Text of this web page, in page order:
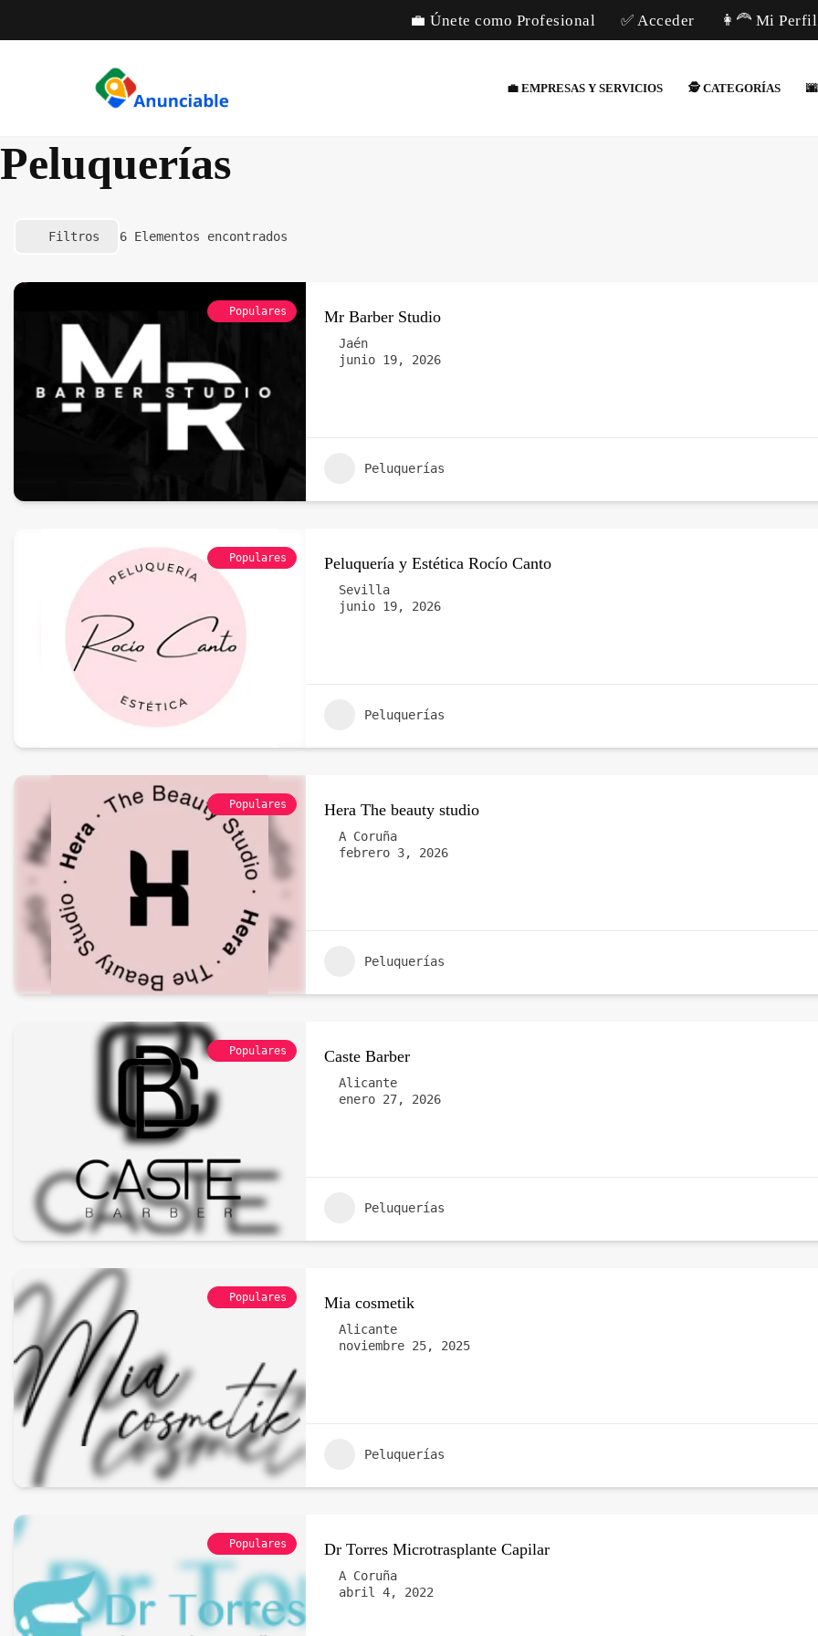
💼 Únete como Profesional ✅ Acceder 👩‍🦰 Mi Perfil
💼 EMPRESAS Y SERVICIOS 🕵️ CATEGORÍAS
Peluquerías
Filtros 6 Elementos encontrados
Populares Mr Barber Studio
Jaén
junio 19, 2026
Peluquerías
Populares Peluquería y Estética Rocío Canto
Sevilla
junio 19, 2026
Peluquerías
Populares Hera The beauty studio
A Coruña
febrero 3, 2026
Peluquerías
Populares Caste Barber
Alicante
enero 27, 2026
Peluquerías
Populares Mia cosmetik
Alicante
noviembre 25, 2025
Peluquerías
Populares Dr Torres Microtrasplante Capilar
A Coruña
abril 4, 2022